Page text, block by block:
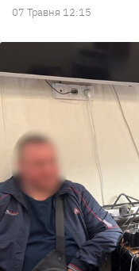
07 Травня 12:15